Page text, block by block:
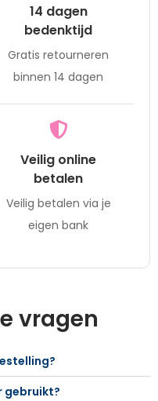
14 dagen
bedenktijd
Gratis retourneren
binnen 14 dagen
Veilig online
betalen
Veilig betalen via je
eigen bank
vragen
gebruikt?